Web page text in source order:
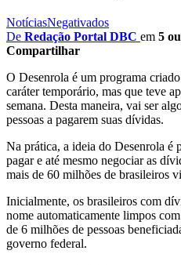
NotíciasNegativados
De Redação Portal DBC em 5
Compartilhar
O Desenrola é um programa
caráter temporário, mas que teve
semana. Desta maneira, vai ser
pessoas a pagarem suas dívidas.
Na prática, a ideia do Desenrola é
pagar e até mesmo negociar as
mais de 60 milhões de brasileiros
Inicialmente, os brasileiros com
nome automaticamente limpos
de 6 milhões de pessoas
governo federal.